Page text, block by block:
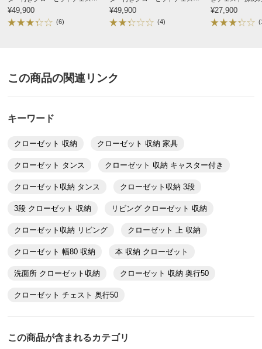
す。
１人で箱から出してキャスターを取り付けるのはかなり
神奈川県
とてもきれいな外観です。奥行きがあるので服を小さく
らのホルムアルデヒドを抑えてあるということ、わずか
な残留物を吸収してくれるシートが付属していることが
すべての口コミを見る
幅80cm・4段
¥49,900
(6)
幅100cm・3段
¥49,900
(4)
タイプ 奥行60幅
段
¥27,900
この商品の関連リンク
キーワード
クローゼット 収納 クローゼット 収納 家具
クローゼット タンス クローゼット 収納 キャスター付き
クローゼット収納 タンス クローゼット収納 3段
3段 クローゼット 収納 リビング クローゼット 収納
クローゼット収納 リビング クローゼット 上 収納
クローゼット 幅80 収納 本 収納 クローゼット
洗面所 クローゼット収納 クローゼット 収納 奥行50
クローゼット チェスト 奥行50
この商品が含まれるカテゴリ